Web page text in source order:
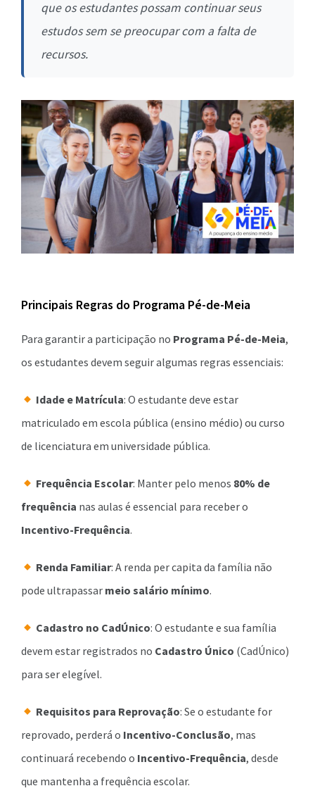
que os estudantes possam continuar seus
estudos sem se preocupar com a falta de
recursos.
Principais Regras do Programa Pé-de-Meia
Para garantir a participação no Programa Pé-de-Meia,
os estudantes devem seguir algumas regras essenciais:
Idade e Matrícula: O estudante deve estar
matriculado em escola pública (ensino médio) ou curso
de licenciatura em universidade pública.
Frequência Escolar: Manter pelo menos 80% de
frequência nas aulas é essencial para receber o
Incentivo-Frequência.
Renda Familiar: A renda per capita da família não
pode ultrapassar meio salário mínimo.
Cadastro no CadÚnico: O estudante e sua família
devem estar registrados no Cadastro Único (CadÚnico)
para ser elegível.
Requisitos para Reprovação: Se o estudante for
reprovado, perderá o Incentivo-Conclusão, mas
continuará recebendo o Incentivo-Frequência, desde
que mantenha a frequência escolar.